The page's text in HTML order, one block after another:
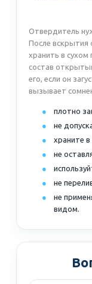
Отвердитель
После вскрытия
хранить в
состав
его, если он
вызывает
плотно
не
храните
не
не
не
видом.